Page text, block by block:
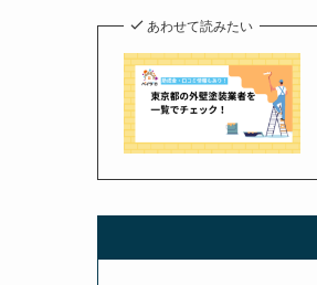
あわせて読みたい